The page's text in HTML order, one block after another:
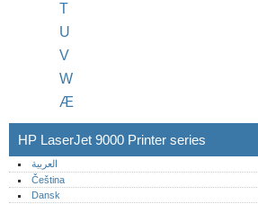
T
U
V
W
Æ
HP LaserJet 9000 Printer series
العربية
Čeština
Dansk